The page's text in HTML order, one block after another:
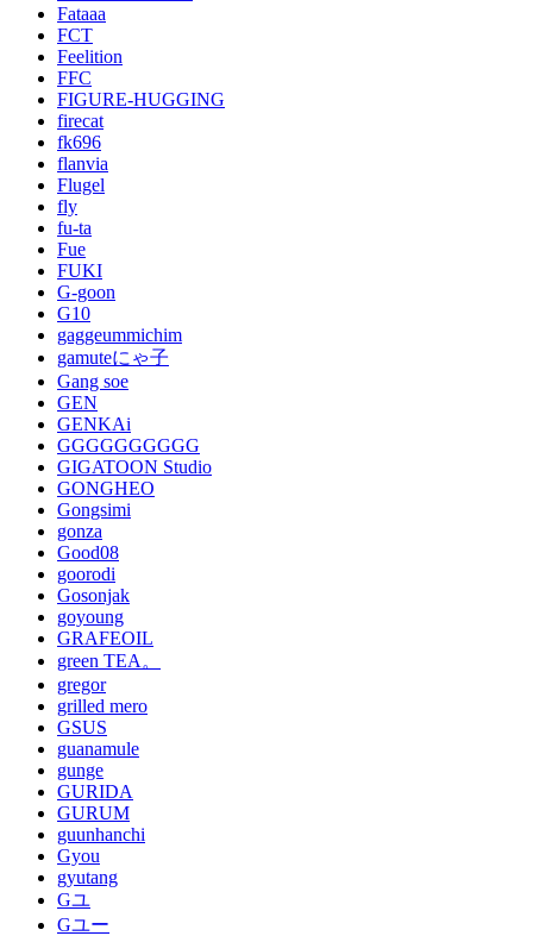
Fataaa
FCT
Feelition
FFC
FIGURE-HUGGING
firecat
fk696
flanvia
Flugel
fly
fu-ta
Fue
FUKI
G-goon
G10
gaggeummichim
gamuteにゃ子
Gang soe
GEN
GENKAi
GGGGGGGGGG
GIGATOON Studio
GONGHEO
Gongsimi
gonza
Good08
goorodi
Gosonjak
goyoung
GRAFEOIL
green TEA。
gregor
grilled mero
GSUS
guanamule
gunge
GURIDA
GURUM
guunhanchi
Gyou
gyutang
Gユ
Gユー